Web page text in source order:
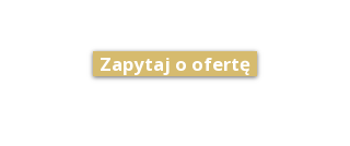
Zapytaj o ofertę